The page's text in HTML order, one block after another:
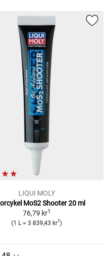
LIQUI MOLY
MoS2 Shooter 20 ml
76,79 kr1
(1 L = 3 839,43 kr1 )